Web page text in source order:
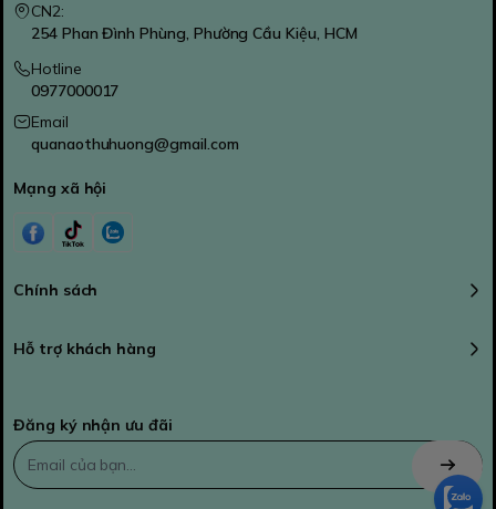
CN2:
254 Phan Đình Phùng, Phường Cầu Kiệu, HCM
Hotline
0977000017
Email
quanaothuhuong@gmail.com
Mạng xã hội
Chính sách
Hỗ trợ khách hàng
Đăng ký nhận ưu đãi